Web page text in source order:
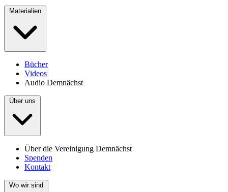
Materialien
Bücher
Videos
Audio Demnächst
Über uns
Über die Vereinigung Demnächst
Spenden
Kontakt
Wo wir sind